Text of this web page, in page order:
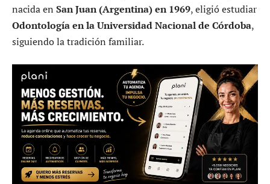
nacida en San Juan (Argentina) en 1969, eligió estudiar
Odontología en la Universidad Nacional de Córdoba,
siguiendo la tradición familiar.